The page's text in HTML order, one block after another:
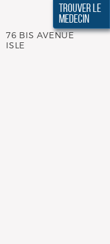
76 BIS AVENUE
ISLE
Trouver le
Medecin